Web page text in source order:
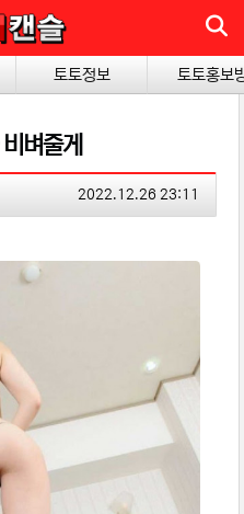
토토정보 토토홍보
벼줄게
작성일
2022.12.26 23:11